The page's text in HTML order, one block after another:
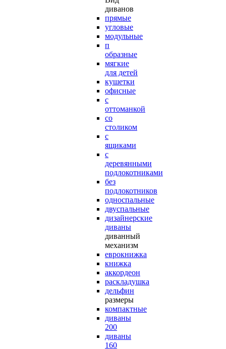
диванов
прямые
угловые
модульные
п
образные
мягкие
для детей
кушетки
офисные
с
оттоманкой
со
столиком
с
ящиками
с
деревянными
подлокотниками
без
подлокотников
односпальные
двуспальные
дизайнерские
диваны
диванный
механизм
еврокнижка
книжка
аккордеон
раскладушка
дельфин
размеры
компактные
диваны
200
диваны
160